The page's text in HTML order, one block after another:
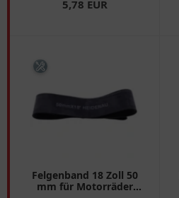
5,78 EUR
Felgenband 18 Zoll 50
mm für Motorräder